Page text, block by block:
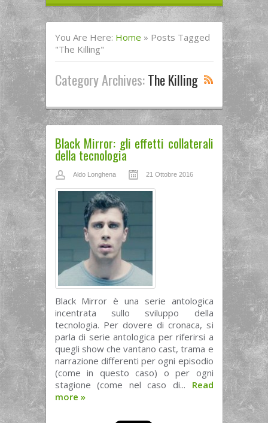
You Are Here: Home » Posts Tagged
"the Killing"
Category Archives:The Killing
Black Mirror: gli effetti collaterali
della tecnologia
Aldo Longhena 21 Ottobre 2016
Black Mirror è una serie antologica
incentrata sullo sviluppo della
tecnologia. Per dovere di cronaca, si
parla di serie antologica per riferirsi a
quegli show che vantano cast, trama e
narrazione differenti per ogni episodio
(come in questo caso) o per ogni
stagione (come nel caso di... Read
more »